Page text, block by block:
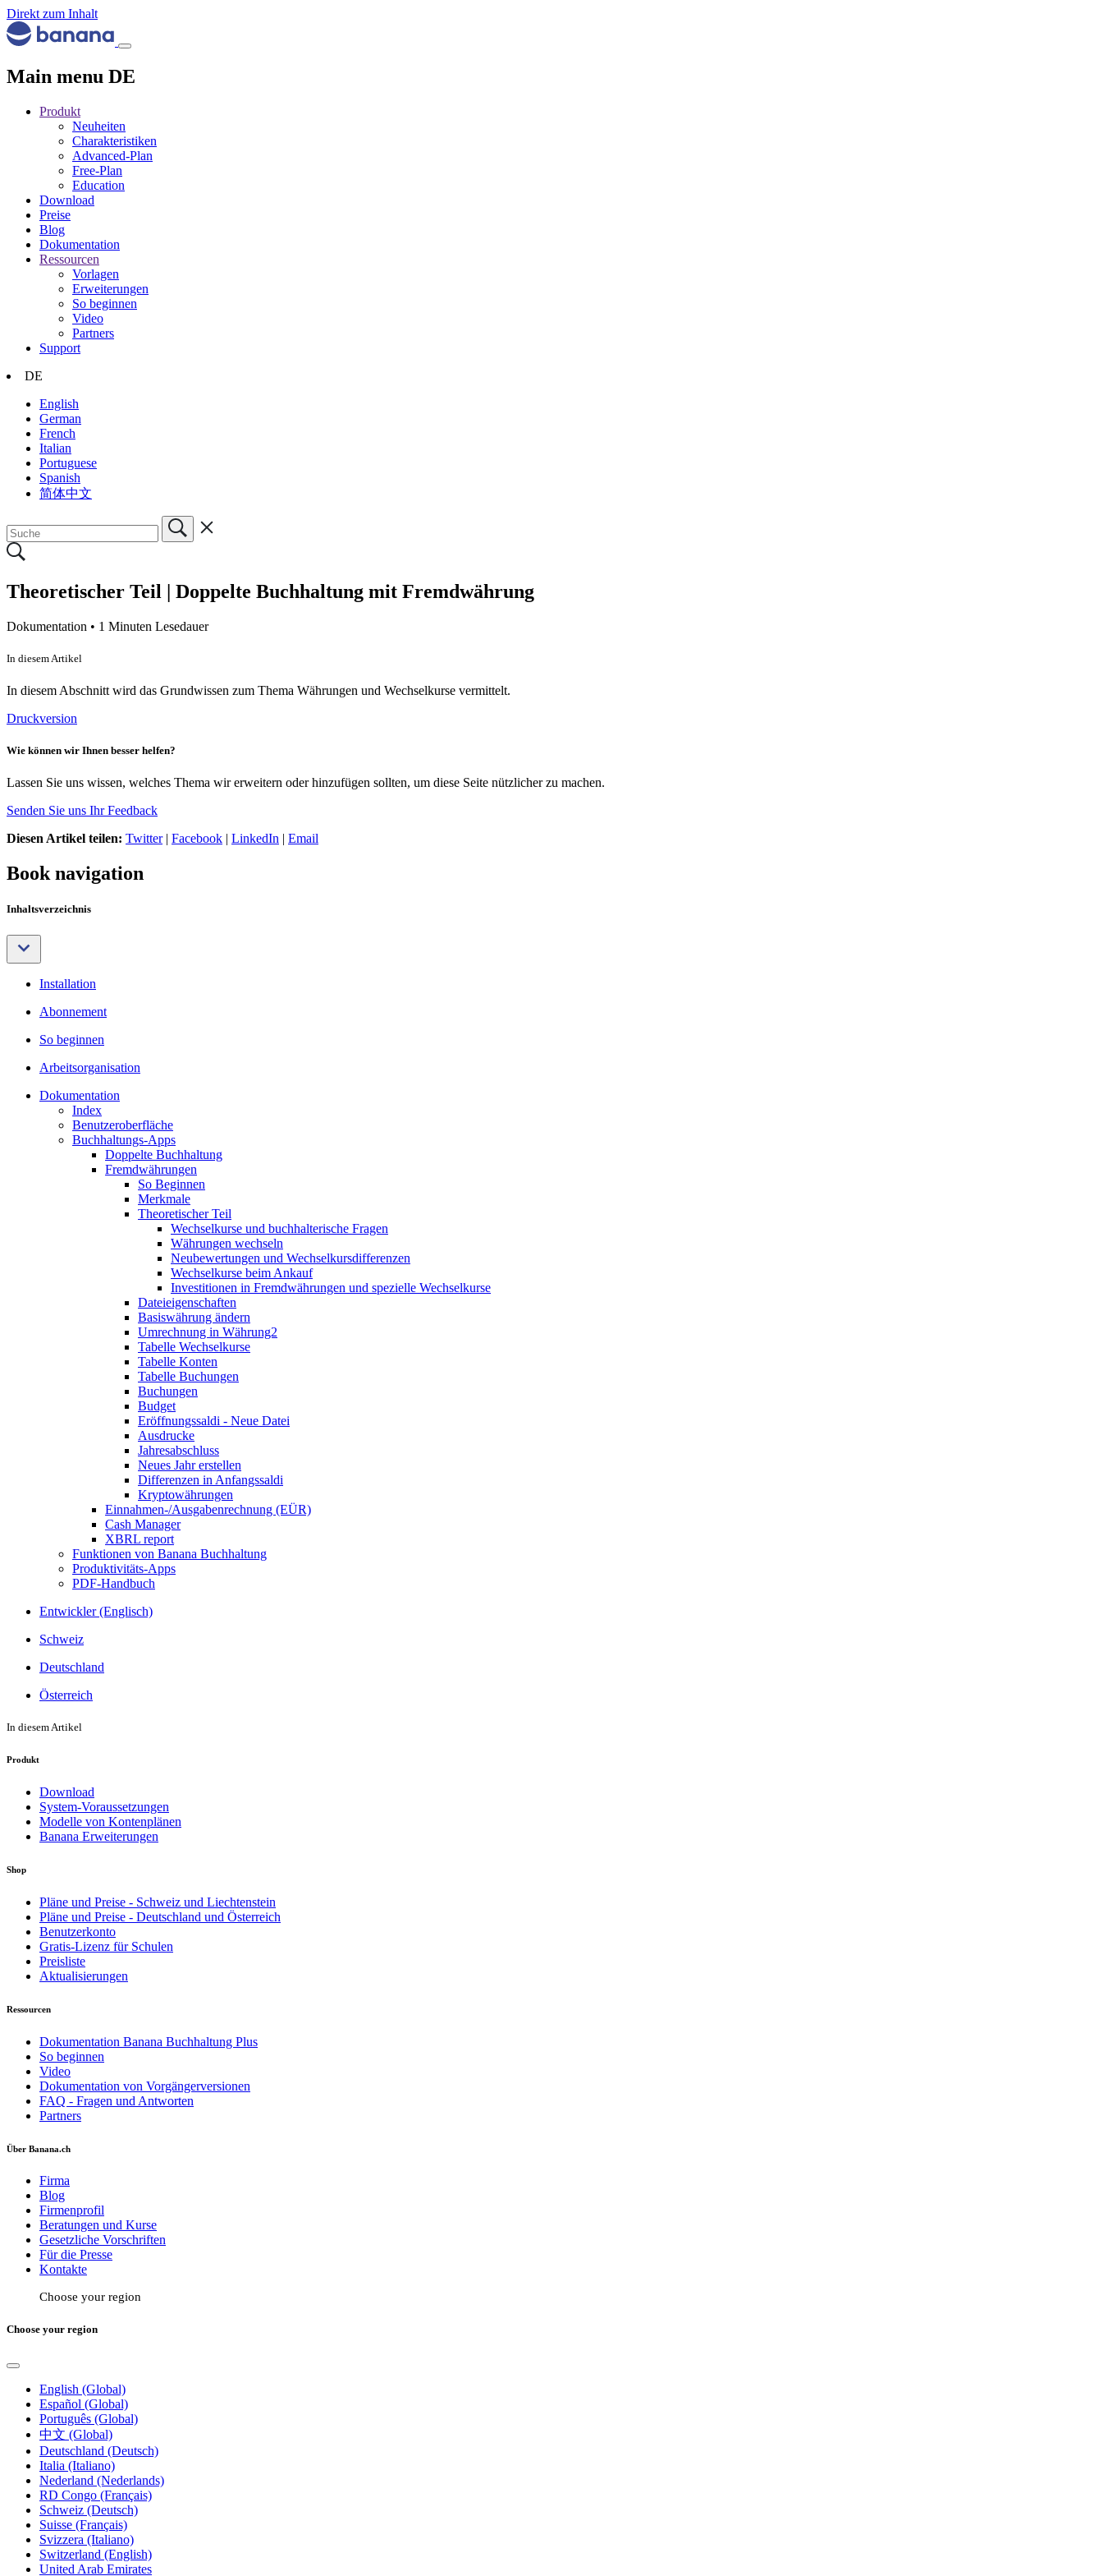
Direkt zum Inhalt
Main menu DE
Produkt
Neuheiten
Charakteristiken
Advanced-Plan
Free-Plan
Education
Download
Preise
Blog
Dokumentation
Ressourcen
Vorlagen
Erweiterungen
So beginnen
Video
Partners
Support
DE
English
German
French
Italian
Portuguese
Spanish
简体中文
Theoretischer Teil | Doppelte Buchhaltung mit Fremdwährung
Dokumentation • 1 Minuten Lesedauer
In diesem Artikel
In diesem Abschnitt wird das Grundwissen zum Thema Währungen und Wechselkurse vermittelt.
Druckversion
Wie können wir Ihnen besser helfen?
Lassen Sie uns wissen, welches Thema wir erweitern oder hinzufügen sollten, um diese Seite nützlicher zu machen.
Senden Sie uns Ihr Feedback
Diesen Artikel teilen: Twitter| Facebook | LinkedIn | Email
Book navigation
Inhaltsverzeichnis
Installation
Abonnement
So beginnen
Arbeitsorganisation
Dokumentation
Index
Benutzeroberfläche
Buchhaltungs-Apps
Doppelte Buchhaltung
Fremdwährungen
So Beginnen
Merkmale
Theoretischer Teil
Wechselkurse und buchhalterische Fragen
Währungen wechseln
Neubewertungen und Wechselkursdifferenzen
Wechselkurse beim Ankauf
Investitionen in Fremdwährungen und spezielle Wechselkurse
Dateieigenschaften
Basiswährung ändern
Umrechnung in Währung2
Tabelle Wechselkurse
Tabelle Konten
Tabelle Buchungen
Buchungen
Budget
Eröffnungssaldi - Neue Datei
Ausdrucke
Jahresabschluss
Neues Jahr erstellen
Differenzen in Anfangssaldi
Kryptowährungen
Einnahmen-/Ausgabenrechnung (EÜR)
Cash Manager
XBRL report
Funktionen von Banana Buchhaltung
Produktivitäts-Apps
PDF-Handbuch
Entwickler (Englisch)
Schweiz
Deutschland
Österreich
In diesem Artikel
Produkt
Download
System-Voraussetzungen
Modelle von Kontenplänen
Banana Erweiterungen
Shop
Pläne und Preise - Schweiz und Liechtenstein
Pläne und Preise - Deutschland und Österreich
Benutzerkonto
Gratis-Lizenz für Schulen
Preisliste
Aktualisierungen
Ressourcen
Dokumentation Banana Buchhaltung Plus
So beginnen
Video
Dokumentation von Vorgängerversionen
FAQ - Fragen und Antworten
Partners
Über Banana.ch
Firma
Blog
Firmenprofil
Beratungen und Kurse
Gesetzliche Vorschriften
Für die Presse
Kontakte
Choose your region
Choose your region
English (Global)
Español (Global)
Português (Global)
中文 (Global)
Deutschland (Deutsch)
Italia (Italiano)
Nederland (Nederlands)
RD Congo (Français)
Schweiz (Deutsch)
Suisse (Français)
Svizzera (Italiano)
Switzerland (English)
United Arab Emirates